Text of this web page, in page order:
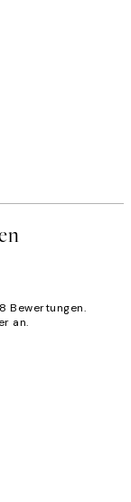
Bewertungen.
an.